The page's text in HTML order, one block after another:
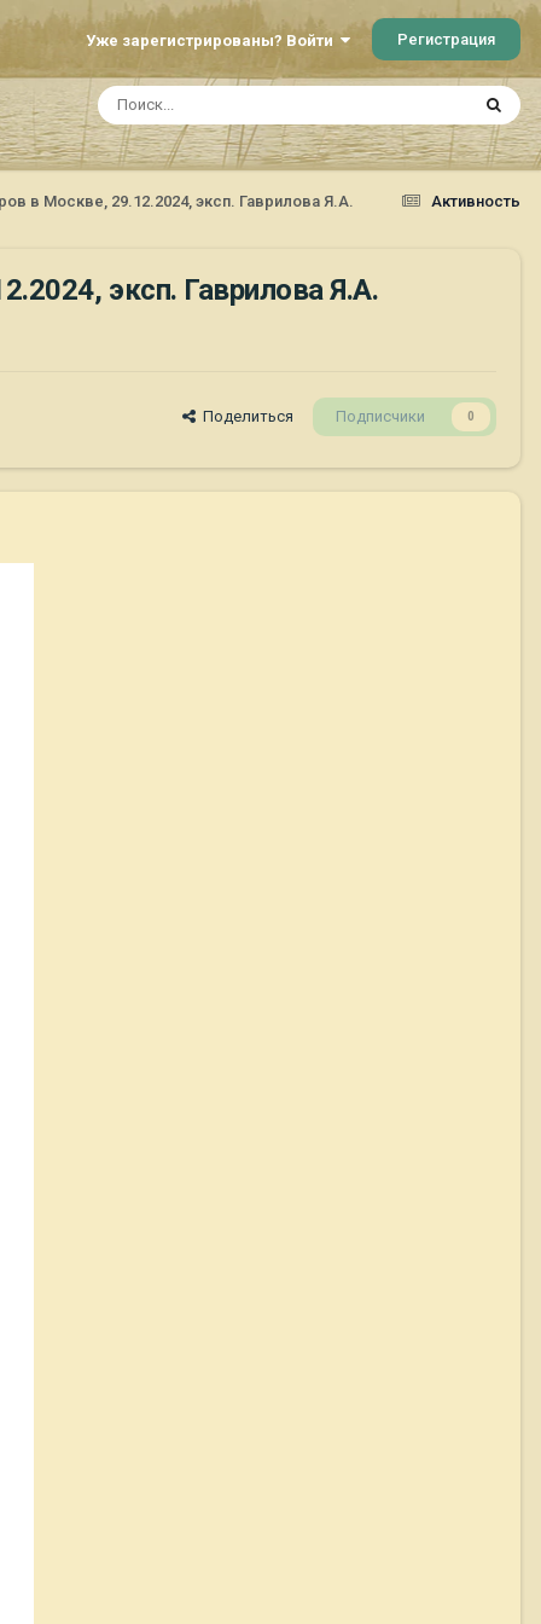
Уже зарегистрированы? Войти Регистрация
Активность
в Москве, 29.12.2024, эксп. Гаврилова Я.А.
эксп. Гаврилова Я.А.
Поделиться Подписчики 0